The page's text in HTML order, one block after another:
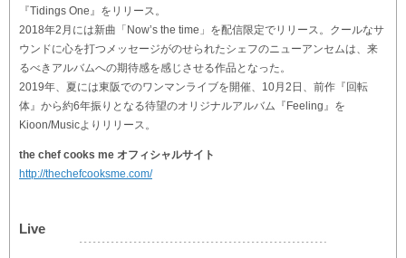
『Tidings One』をリリース。
2018年2月には新曲「Now’s the time」を配信限定でリリース。クールなサ
ウンドに心を打つメッセージがのせられたシェフのニューアンセムは、来
るべきアルバムへの期待感を感じさせる作品となった。
2019年、夏には東阪でのワンマンライブを開催、10月2日、前作『回転
体』から約6年振りとなる待望のオリジナルアルバム『Feeling』を
Kioon/Musicよりリリース。
the chef cooks me オフィシャルサイト
http://thechefcooksme.com/
Live